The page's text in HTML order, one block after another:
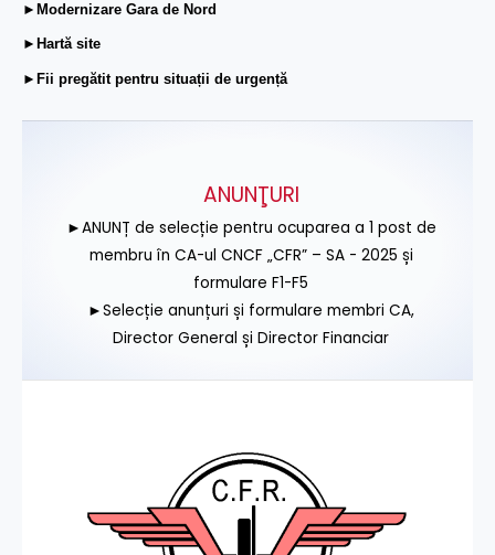
►Modernizare Gara de Nord
►Hartă site
►Fii pregătit pentru situații de urgență
ANUNŢURI
►ANUNȚ de selecție pentru ocuparea a 1 post de
membru în CA-ul CNCF „CFR” – SA - 2025 și
formulare F1-F5
►Selecție anunțuri și formulare membri CA,
Director General și Director Financiar